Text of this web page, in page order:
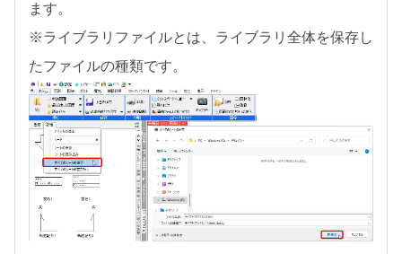
ます。
※ライブラリファイルとは、ライブラリ全体を保存し
たファイルの種類です。